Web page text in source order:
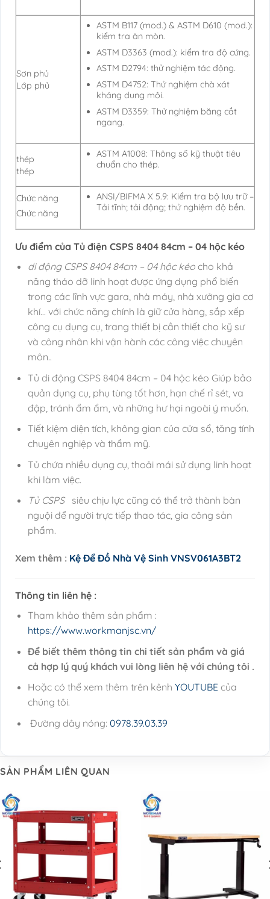
Sơn phủ
Lớp phủ
ASTM B117 (mod.) & ASTM D610 (mod.):
kiểm tra ăn mòn.
ASTM D3363 (mod.): kiểm tra độ cứng.
ASTM D2794: thử nghiệm tác động.
ASTM D4752: Thử nghiệm chà xát
kháng dung môi.
ASTM D3359: Thử nghiệm băng cắt
ngang.
thép
thép
ASTM A1008: Thông số kỹ thuật tiêu
chuẩn cho thép.
Chức năng
Chức năng
ANSI/BIFMA X 5.9: Kiểm tra bộ lưu trữ –
Tải tĩnh; tải động; thử nghiệm độ bền.
Ưu điểm của Tủ điện CSPS 8404 84cm – 04 hộc kéo
di động CSPS 8404 84cm – 04 hộc kéocho khả
năng tháo dỡ linh hoạt được ứng dụng phổ biến
trong các lĩnh vực gara, nhà máy, nhà xưởng gia cơ
khí… với chức năng chính là giữ cửa hàng, sắp xếp
công cụ dụng cụ, trang thiết bị cần thiết cho kỹ sư
và công nhân khi vận hành các công việc chuyên
môn..
Tủ di động CSPS 8404 84cm – 04 hộc kéo Giúp bảo
quản dụng cụ, phụ tùng tốt hơn, hạn chế rỉ sét, va
đập, tránh ẩm ẩm, và những hư hại ngoài ý muốn.
Tiết kiệm diện tích, không gian của cửa sổ, tăng tính
chuyên nghiệp và thẩm mỹ.
Tủ chứa nhiều dụng cụ, thoải mái sử dụng linh hoạt
khi làm việc.
Tủ CSPS
siêu chịu lực cũng có thể trở thành bàn
nguội để người trực tiếp thao tác, gia công sản
phẩm.
Xem thêm : Kệ Để Đồ Nhà Vệ Sinh VNSV061A3BT2
Thông tin liên hệ :
Tham khảo thêm sản phẩm :
https://www.workmanjsc.vn/
Để biết thêm thông tin chi tiết sản phẩm và giá
cả hợp lý quý khách vui lòng liên hệ với chúng tôi .
Hoặc có thể xem thêm trên kênh YOUTUBEcủa
chúng tôi.
Đường dây nóng: 0978.39.03.39
SẢN PHẨM LIÊN QUAN